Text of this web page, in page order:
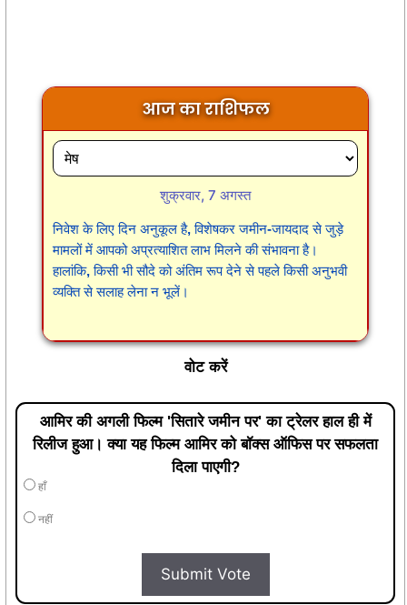
आज का राशिफल
शुक्रवार, 7 अगस्त
निवेश के लिए दिन अनुकूल है, विशेषकर जमीन-जायदाद से जुड़े
मामलों में आपको अप्रत्याशित लाभ मिलने की संभावना है।
हालांकि, किसी भी सौदे को अंतिम रूप देने से पहले किसी अनुभवी
व्यक्ति से सलाह लेना न भूलें।
वोट करें
आमिर की अगली फिल्म 'सितारे जमीन पर' का ट्रेलर हाल ही में
रिलीज हुआ। क्या यह फिल्म आमिर को बॉक्स ऑफिस पर सफलता
दिला पाएगी?
हाँ
नहीं
Submit Vote